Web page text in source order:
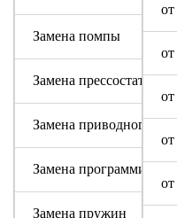
Замена помпы
Замена прессостата
Замена приводного
Замена
Замена пружин